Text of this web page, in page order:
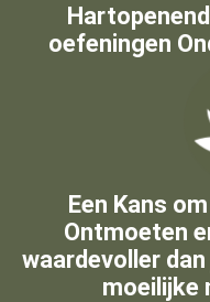
oefeningen
Een Kans
Ontmoeten
waardevoller
moeilijke